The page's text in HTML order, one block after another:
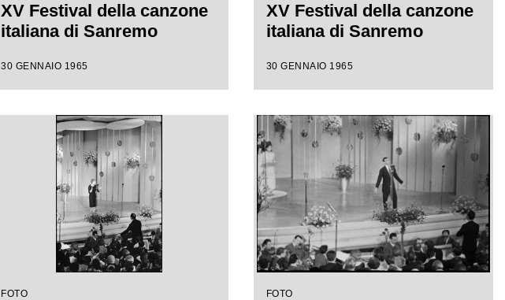
XV Festival della canzone
italiana di Sanremo
30 GENNAIO 1965
XV Festival della canzone
italiana di Sanremo
30 GENNAIO 1965
FOTO FOTO